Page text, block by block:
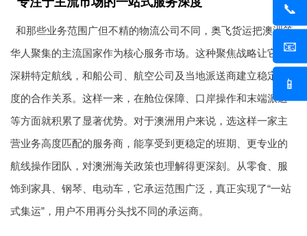
📞
📧
📱
和那些业务范围广但不精的物流公司不同，奥飞货运把澳洲等
华人聚集的主流国家作为核心服务市场。这种聚焦战略让它能
深耕特定航线，和船公司、航空公司及当地派送商建立稳定深
度的合作关系。这样一来，在舱位保障、口岸操作和末端派送
等方面就积累了显著优势。对于澳洲用户来说，选这样一家主
营业务高度匹配的服务商，能享受到更稳定的班期、更专业的
航线操作团队，对澳洲海关政策也理解得更深刻。从零食、服
饰到家具、钢琴、电动车，它承运范围广泛，真正实现了“一站
式集运”，用户不用再分头找不同的承运商。